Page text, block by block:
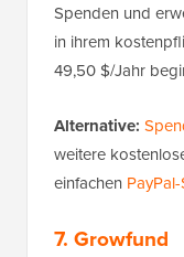
Spenden und
in ihrem
49,50 $/Jahr
Alternative:
weitere
einfachen
7. Growfund